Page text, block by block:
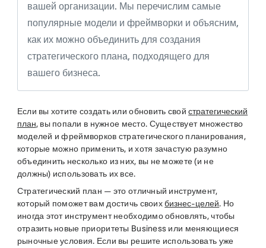
вашей организации. Мы перечислим самые
популярные модели и фреймворки и объясним,
как их можно объединить для создания
стратегического плана, подходящего для
вашего бизнеса.
Если вы хотите создать или обновить свойстратегический
план, вы попали в нужное место. Существует множество
моделей и фреймворков стратегического планирования,
которые можно применить, и хотя зачастую разумно
объединить несколько из них, вы не можете (и не
должны) использовать их все.
Стратегический план — это отличный инструмент,
который поможет вам достичь своихбизнес-целей. Но
иногда этот инструмент необходимо обновлять, чтобы
отразить новые приоритеты Business или меняющиеся
рыночные условия. Если вы решите использовать уже